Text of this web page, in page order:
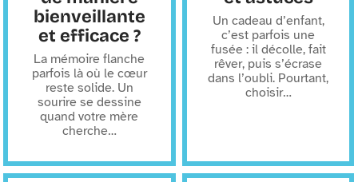
bienveillante
et efficace ?
La mémoire flanche
parfois là où le cœur
reste solide. Un
sourire se dessine
quand votre mère
cherche…
Un cadeau d’enfant,
c’est parfois une
fusée : il décolle, fait
rêver, puis s’écrase
dans l’oubli. Pourtant,
choisir…